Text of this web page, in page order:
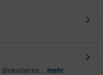
mehr